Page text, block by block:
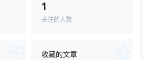
1
关注的人数
收藏的文章